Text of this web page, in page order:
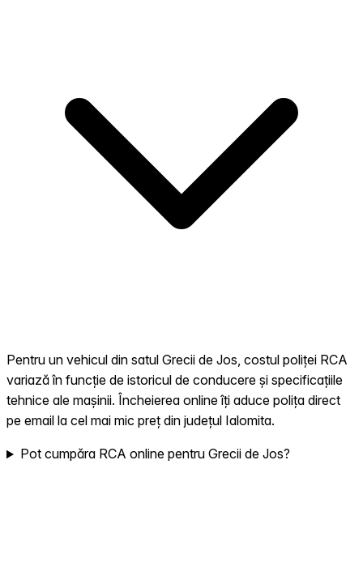
Pentru un vehicul din satul Grecii de Jos, costul poliței RCA
variază în funcție de istoricul de conducere și specificațiile
tehnice ale mașinii. Încheierea online îți aduce polița direct
pe email la cel mai mic preț din județul Ialomita.
Pot cumpăra RCA online pentru Grecii de Jos?